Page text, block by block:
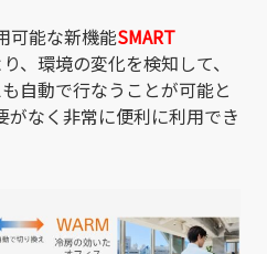
可能な新機能SMART
、環境の変化を検知して、
自動で行なうことが可能と
がなく非常に便利に利用でき